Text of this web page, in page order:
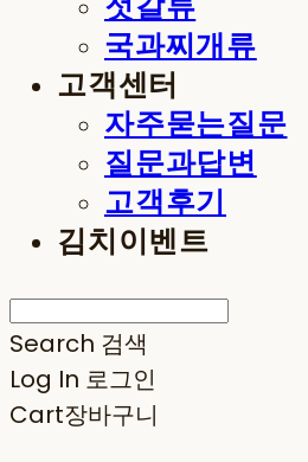
젓갈류
국과찌개류
고객센터
자주묻는질문
질문과답변
고객후기
김치이벤트
Search 검색
Log In 로그인
Cart장바구니